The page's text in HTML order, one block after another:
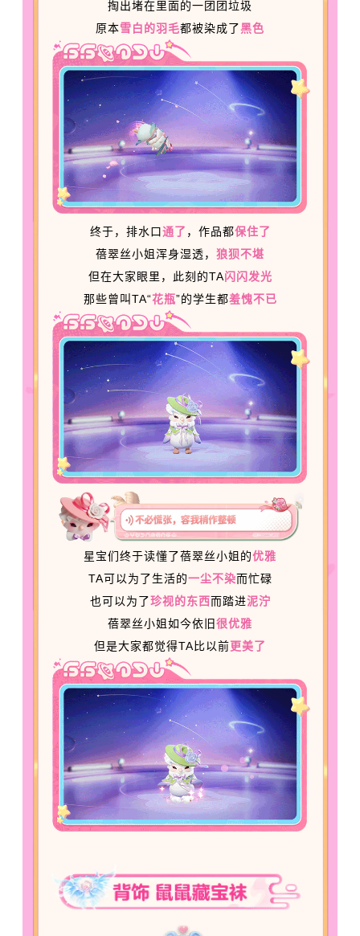
掏出堵在里面的一团团垃圾
原本雪白的羽毛都被染成了黑色
终于，排水口通了 ，作品都保住了
蓓翠丝小姐浑身湿透， 狼狈不堪
但在大家眼里，此刻的TA闪闪发光
那些曾叫TA“花瓶”的学生都羞愧不已
星宝们终于读懂了蓓翠丝小姐的优雅
TA可以为了生活的一尘不染而忙碌
也可以为了珍视的东西而踏进泥泞
蓓翠丝小姐如今依旧很优雅
但是大家都觉得TA比以前更美了